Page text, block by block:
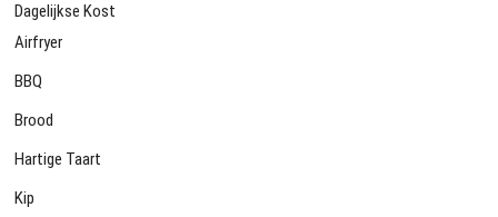
Dagelijkse Kost
Airfryer
BBQ
Brood
Hartige Taart
Kip